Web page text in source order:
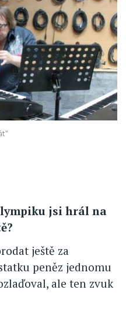
jsi hrál na
ještě za
peněz jednomu
ale ten zvuk